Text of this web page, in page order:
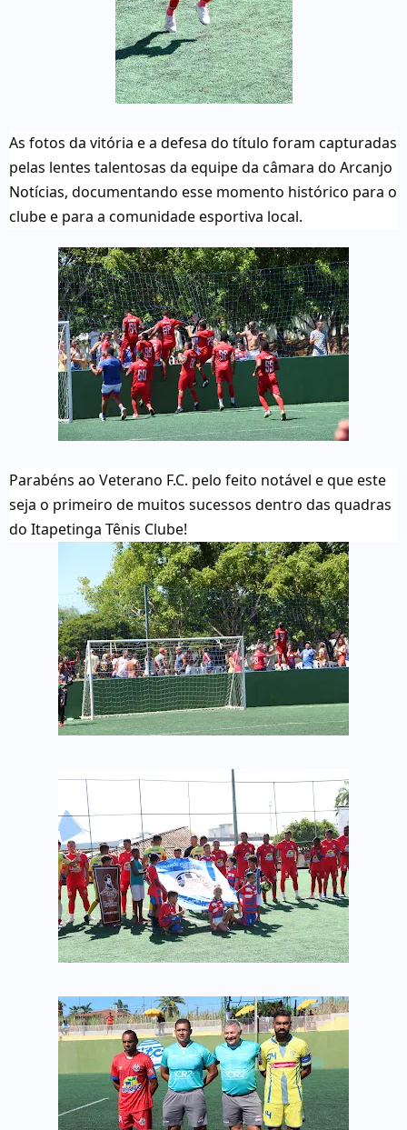
As fotos da vitória e a defesa do título foram capturadas
pelas lentes talentosas da equipe da câmara do Arcanjo
Notícias, documentando esse momento histórico para o
clube e para a comunidade esportiva local.
Parabéns ao Veterano F.C. pelo feito notável e que este
seja o primeiro de muitos sucessos dentro das quadras
do Itapetinga Tênis Clube!